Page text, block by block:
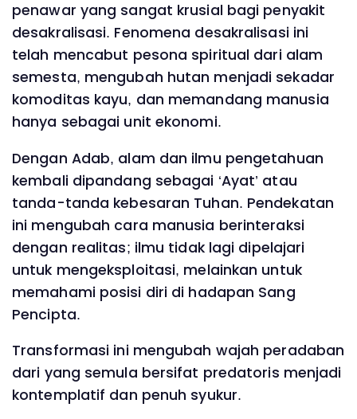
penawar yang sangat krusial bagi penyakit
desakralisasi. Fenomena desakralisasi ini
telah mencabut pesona spiritual dari alam
semesta, mengubah hutan menjadi sekadar
komoditas kayu, dan memandang manusia
hanya sebagai unit ekonomi.
Dengan Adab, alam dan ilmu pengetahuan
kembali dipandang sebagai ‘Ayat’ atau
tanda-tanda kebesaran Tuhan. Pendekatan
ini mengubah cara manusia berinteraksi
dengan realitas; ilmu tidak lagi dipelajari
untuk mengeksploitasi, melainkan untuk
memahami posisi diri di hadapan Sang
Pencipta.
Transformasi ini mengubah wajah peradaban
dari yang semula bersifat predatoris menjadi
kontemplatif dan penuh syukur.